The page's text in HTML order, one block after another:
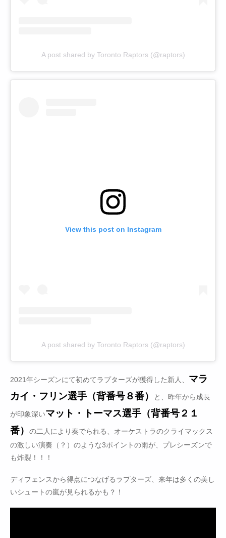
A post shared by Toronto Raptors (@raptors)
View this post on Instagram
A post shared by Toronto Raptors (@raptors)
2021年シーズンにて初めてラプターズが獲得した新人、 マラ
カイ・フリン選手（背番号８番）
と、昨年から成長
が印象深いマット・トーマス選手（背番号２１
番）
の二人により奏でられる、オーケストラのクライマックス
の激しい演奏（？）のような3ポイントの雨が、プレシーズンで
も炸裂！！！
ディフェンスから得点につなげるラプターズ、来年は多くの美し
いシュートの嵐が見られるかも？！